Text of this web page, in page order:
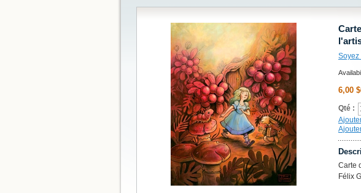
Soyez
6,00
Qté :
Carte
Félix